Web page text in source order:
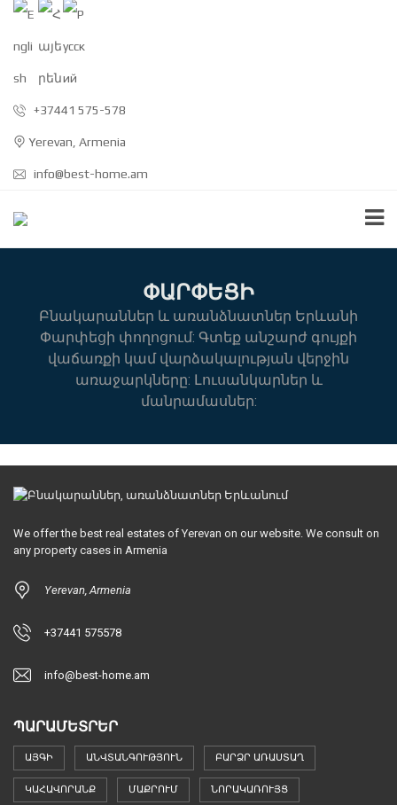
+37441 575-578
Yerevan, Armenia
info@best-home.am
ՓԱՐՓԵՑԻ
Բնակարաններ և առանձնատներ Երևանի
Փարփեցի փողոցում: Գտեք անշարժ գույքի
վաճառքի կամ վարձակալության վերջին
առաջարկները: Լուսանկարներ և
մանրամասներ:
We offer the best real estates of Yerevan on our website. We consult on
any property cases in Armenia
Yerevan, Armenia
+37441 575578
info@best-home.am
ՊԱՐԱՄԵՏՐԵՐ
ԱՅԳԻ ԱՆՎՏԱՆԳՈՒԹՅՈՒՆ ԲԱՐՁՐ ԱՌԱՍՏԱՂ
ԿԱՀԱՎՈՐԱՆՔ ՄԱՔՐՈՒՄ ՆՈՐԱԿԱՌՈՒՅՑ